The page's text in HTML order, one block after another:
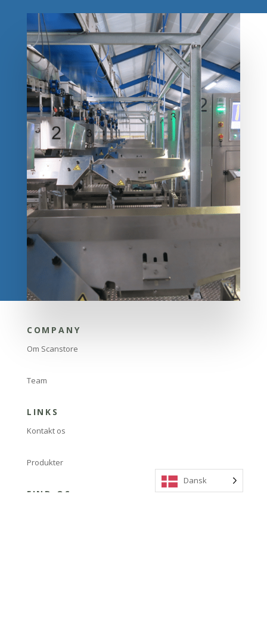
COMPANY
Om Scanstore
Team
LINKS
Kontakt os
Produkter
FIND OS
Dansk